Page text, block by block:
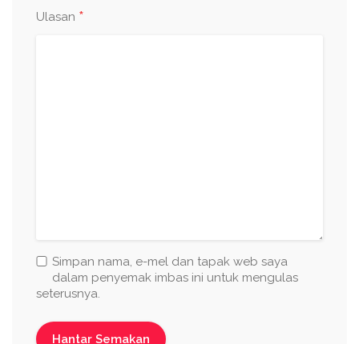
Ulasan *
Simpan nama, e-mel dan tapak web saya
dalam penyemak imbas ini untuk mengulas
seterusnya.